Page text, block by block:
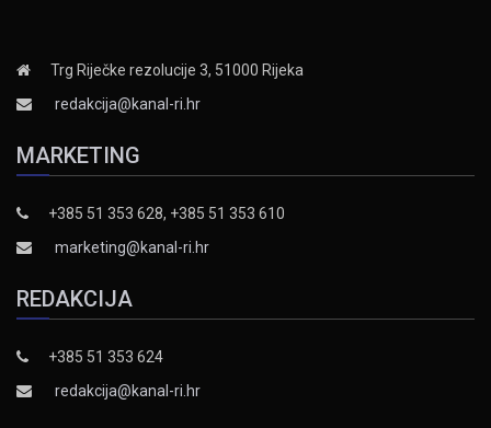
Trg Riječke rezolucije 3, 51000 Rijeka
redakcija@kanal-ri.hr
MARKETING
+385 51 353 628, +385 51 353 610
marketing@kanal-ri.hr
REDAKCIJA
+385 51 353 624
redakcija@kanal-ri.hr